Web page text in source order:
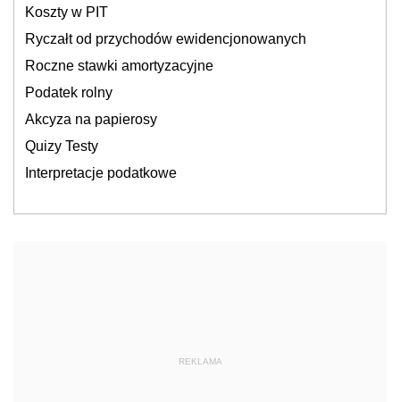
Koszty w PIT
Ryczałt od przychodów ewidencjonowanych
Roczne stawki amortyzacyjne
Podatek rolny
Akcyza na papierosy
Quizy Testy
Interpretacje podatkowe
REKLAMA